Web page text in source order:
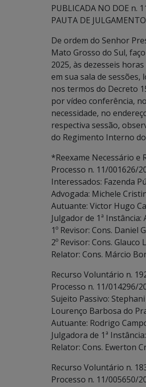
PUBLICADA NO DOE n.
PAUTA DE
De ordem do Senhor
Mato Grosso do Sul,
2025, às dezesseis
em sua sala de sessões,
nos termos do Decreto
por vídeo conferência,
necessidade, no
respectiva sessão,
do Regimento Interno
*Reexame Necessário e
Processo n. 11/001626/
Interessados: Fazenda
Advogada: Michele
Autuante: Victor Hugo
Julgador de 1ª
1º Revisor: Cons. Daniel
2º Revisor: Cons.
Relator: Cons. Márcio
Recurso Voluntário n.
Processo n. 11/014296/
Sujeito Passivo:
Lourenço Barbosa do
Autuante: Rodrigo
Julgadora de 1ª
Relator: Cons. Ewerton
Recurso Voluntário n.
Processo n. 11/005650/